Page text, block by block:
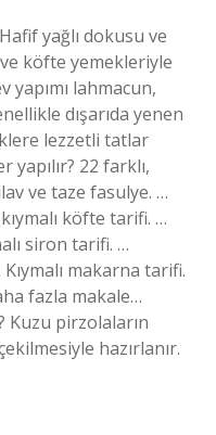
yağlı dokusu ve
köfte yemekleriyle
yapımı lahmacun,
dışarıda yenen
lezzetli tatlar
yapılır? 22 farklı,
ve taze fasulye. …
köfte tarifi. …
siron tarifi. …
makarna tarifi.
fazla makale…
Kuzu pirzolaların
hazırlanır.